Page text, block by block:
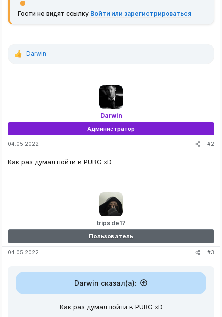
Гости не видят ссылку Войти или зарегистрироваться
Р
Darwin
Darwin
Администратор
04.05.2022 #2
Как раз думал пойти в PUBG xD
tripside17
Пользователь
04.05.2022 #3
Darwin сказал(а):
Как раз думал пойти в PUBG xD